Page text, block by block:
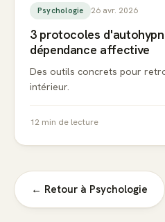
Psychologie 26 avr. 2026
3 protocoles
dépendance affective
Des outils concrets pour
intérieur.
12 min de lecture
← Retour à Psychologie